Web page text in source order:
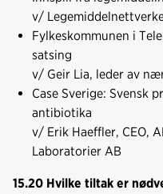
v/
Fylkeskommunen i
satsing
v/ Geir Lia, leder av
Case Sverige: Svensk
antibiotika
v/ Erik Haeffler, CEO,
Laboratorier AB
15.20 Hvilke tiltak er